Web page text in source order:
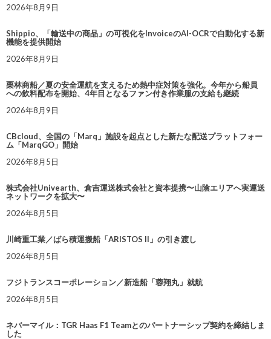
2026年8月9日
Shippio、「輸送中の商品」の可視化をInvoiceのAI-OCRで自動化する新
機能を提供開始
2026年8月9日
栗林商船／夏の安全運航を支えるため熱中症対策を強化。今年から船員
への飲料配布を開始、4年目となるファン付き作業服の支給も継続
2026年8月9日
CBcloud、全国の「Marq」施設を起点とした新たな配送プラットフォー
ム「MarqGO」開始
2026年8月5日
株式会社Univearth、倉吉運送株式会社と資本提携〜山陰エリアへ実運送
ネットワークを拡大〜
2026年8月5日
川崎重工業／ばら積運搬船「ARISTOS II」の引き渡し
2026年8月5日
フジトランスコーポレーション／新造船「蓉翔丸」就航
2026年8月5日
ネバーマイル：TGR Haas F1 Teamとのパートナーシップ契約を締結しま
した